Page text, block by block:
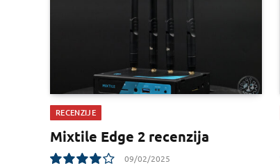
RECENZIJE
Mixtile Edge 2 recenzija
09/02/2025